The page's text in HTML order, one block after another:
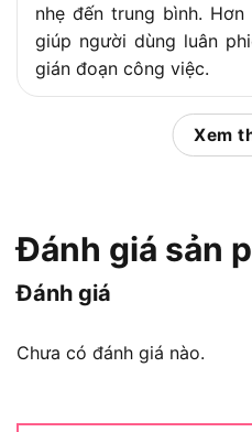
nhẹ đến trung bình.
giúp người dùng luân
gián đoạn công việc.
Khi so sánh với các máy
Bosch GDR 120-LI
sẽ phân tích toàn
tính năng và các tiêu chí
ra quyết định mua hàng
Nội dung chính:
Xem
Đánh giá sản
Đánh giá
Chưa có đánh giá nào.